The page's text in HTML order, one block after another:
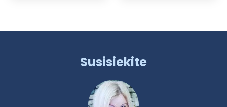
Susisiekite